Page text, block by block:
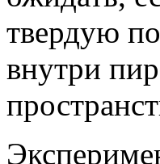
твердую
внутри